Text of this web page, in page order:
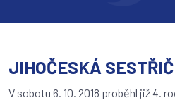
JIHOČESKÁ
V sobotu 6. 10. 2018 proběhl již 4.